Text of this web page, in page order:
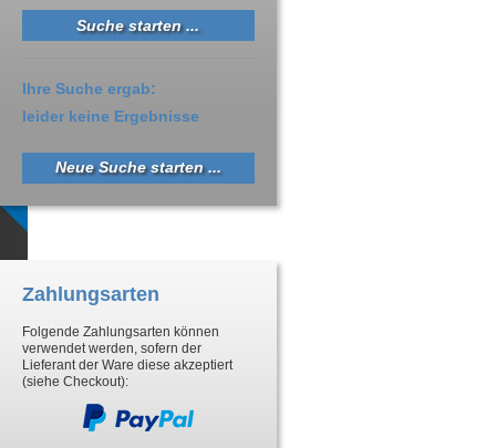
Ihre Suche ergab:
leider keine Ergebnisse
Neue Suche starten ...
Zahlungsarten
Folgende Zahlungsarten können
verwendet werden, sofern der
Lieferant der Ware diese akzeptiert
(siehe Checkout):